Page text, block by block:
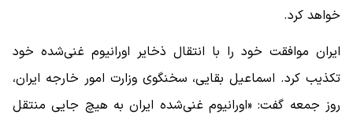
خواهد کرد.
ایران موافقت خود را با انتقال ذخایر اورانیوم غنی‌شده خود
تکذیب کرد. اسماعیل بقایی، سخنگوی وزارت امور خارجه ایران،
روز جمعه گفت: «اورانیوم غنی‌شده ایران به هیچ جایی منتقل